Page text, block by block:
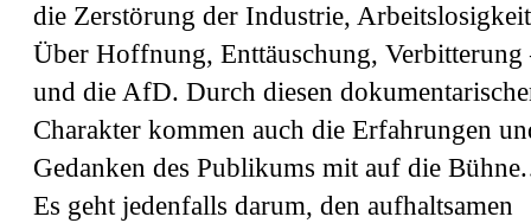
die Zerstörung der Industrie,
Über Hoffnung, Enttäuschung, Verbitterung
und die AfD. Durch diesen
Charakter kommen auch die Erfahrungen
Gedanken des Publikums mit auf die
Es geht jedenfalls darum, den aufhaltsamen